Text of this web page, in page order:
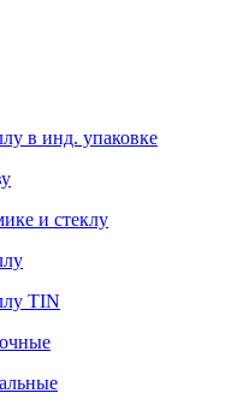
в инд. упаковке
и стеклу
TIN